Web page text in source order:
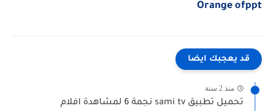
Orange ofppt
قد يعجبك ايضا
منذ 2 سنة
تحميل تطبيق sami tv نجمة 6 لمشاهدة افلام